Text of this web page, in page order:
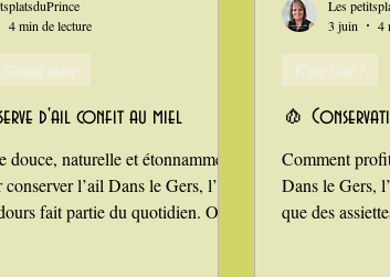
d'ail confit au miel
douce, naturelle et étonnamment
l’ail Dans le Gers, l’ail
fait partie du quotidien. On le
mère
4 min de lecture
🧄
Comment
Dans le Gers,
que des
C'est l'été !
Les
3 juin
4